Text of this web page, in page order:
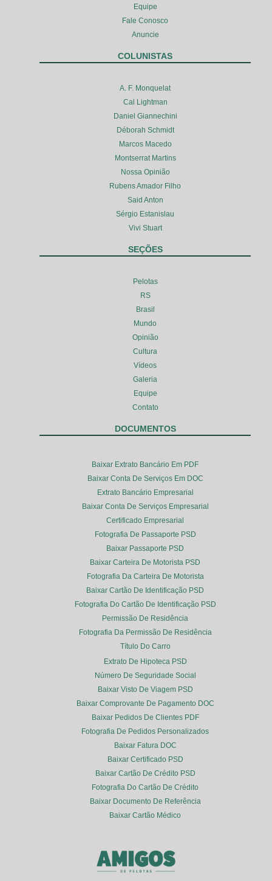
Equipe
Fale Conosco
Anuncie
COLUNISTAS
A. F. Monquelat
Cal Lightman
Daniel Giannechini
Déborah Schmidt
Marcos Macedo
Montserrat Martins
Nossa Opinião
Rubens Amador Filho
Said Anton
Sérgio Estanislau
Vivi Stuart
SEÇÕES
Pelotas
RS
Brasil
Mundo
Opinião
Cultura
Vídeos
Galeria
Equipe
Contato
DOCUMENTOS
Baixar Extrato Bancário Em PDF
Baixar Conta De Serviços Em DOC
Extrato Bancário Empresarial
Baixar Conta De Serviços Empresarial
Certificado Empresarial
Fotografia De Passaporte PSD
Baixar Passaporte PSD
Baixar Carteira De Motorista PSD
Fotografia Da Carteira De Motorista
Baixar Cartão De Identificação PSD
Fotografia Do Cartão De Identificação PSD
Permissão De Residência
Fotografia Da Permissão De Residência
Título Do Carro
Extrato De Hipoteca PSD
Número De Seguridade Social
Baixar Visto De Viagem PSD
Baixar Comprovante De Pagamento DOC
Baixar Pedidos De Clientes PDF
Fotografia De Pedidos Personalizados
Baixar Fatura DOC
Baixar Certificado PSD
Baixar Cartão De Crédito PSD
Fotografia Do Cartão De Crédito
Baixar Documento De Referência
Baixar Cartão Médico